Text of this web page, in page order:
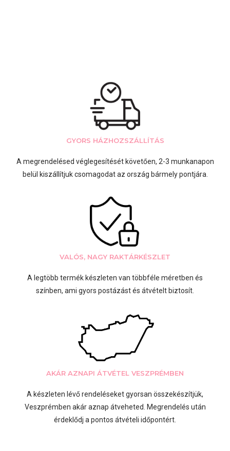
GYORS HÁZHOZSZÁLLÍTÁS
A megrendelésed véglegesítését követően, 2-3 munkanapon
belül kiszállítjuk csomagodat az ország bármely pontjára.
VALÓS, NAGY RAKTÁRKÉSZLET
A legtöbb termék készleten van többféle méretben és
színben, ami gyors postázást és átvételt biztosít.
AKÁR AZNAPI ÁTVÉTEL VESZPRÉMBEN
A készleten lévő rendeléseket gyorsan összekészítjük,
Veszprémben akár aznap átveheted. Megrendelés után
érdeklődj a pontos átvételi időpontért.